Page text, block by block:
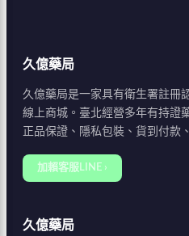
久億藥局
久億藥局是一家具有衛生署註冊
線上商城。臺北經營多年有持證
正品保證、隱私包裝、貨到付款
加賴客服LINE ›
久億藥局